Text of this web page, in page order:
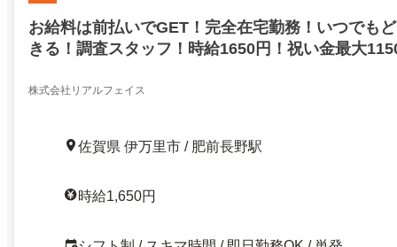
お給料は前払いでGET！完全在宅勤務！いつでも
きる！調査スタッフ！時給1650円！祝い金最大
株式会社リアルフェイス
佐賀県 伊万里市 / 肥前長野駅
時給1,650円